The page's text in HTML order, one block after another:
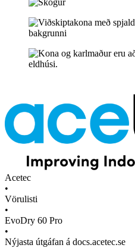
Acetec
•
Vörulisti
•
EvoDry 60 Pro
•
Nýjasta útgáfan á docs.acetec.se